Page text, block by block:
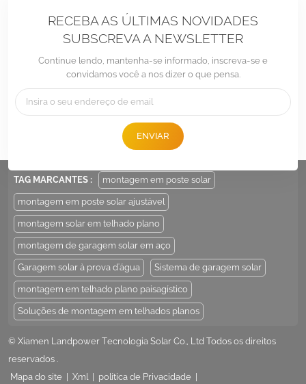
RECEBA AS ÚLTIMAS NOVIDADES
SUBSCREVA A NEWSLETTER
Continue lendo, mantenha-se informado, inscreva-se e
convidamos você a nos dizer o que pensa.
ENVIAR
Tel : +86 -592-6212776
Sales@LandpowerSolar.com
Add : Unit 206-9, No 15, Duiying Road, Jimei District, Xiamen, China
TAG MARCANTES : montagem em poste solar
montagem em poste solar ajustável
montagem solar em telhado plano
montagem de garagem solar em aço
Garagem solar à prova d'água Sistema de garagem solar
montagem em telhado plano paisagístico
Soluções de montagem em telhados planos
© Xiamen Landpower Tecnologia Solar Co., Ltd Todos os direitos
reservados .
Mapa do site
Xml política de Privacidade